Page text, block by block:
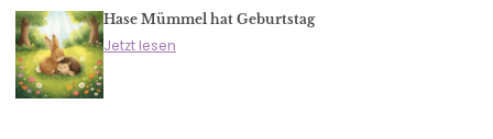
Hase Mümmel hat Geburtstag
Jetzt lesen